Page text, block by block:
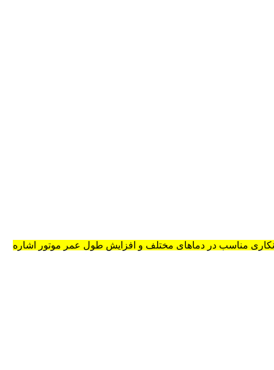
مناسب در دماهای مختلف و افزایش طول عمر موتور اشاره